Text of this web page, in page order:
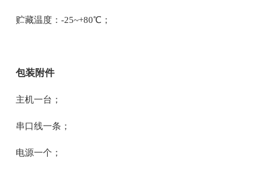
贮藏温度：-25~+80℃；
包装附件
主机一台；
串口线一条；
电源一个；